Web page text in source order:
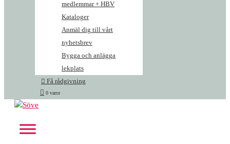
medlemmar + HBV
Kataloger
Anmäl dig till vårt
nyhetsbrev
Bygga och anlägga
lekplats
Få rådgivning
0 varor